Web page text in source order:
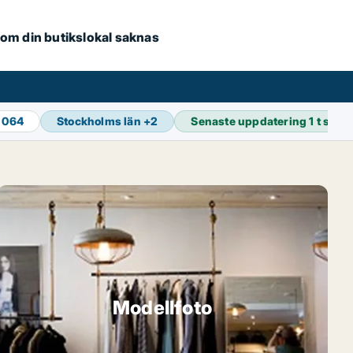
din butikslokal saknas
064 Stockholms län +2 Senaste uppdatering1 t
Modellfoto